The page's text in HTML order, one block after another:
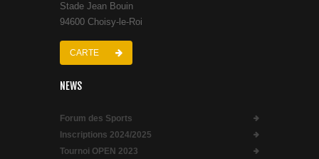
Stade Jean Bouin
94600 Choisy-le-Roi
CARTE
NEWS
Forum des Sports
Inscriptions 2024/2025
Tournoi OPEN 2023